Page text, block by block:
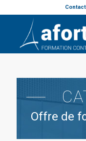
Offre de